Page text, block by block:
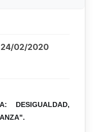
24/02/2020
DESIGUALDAD,